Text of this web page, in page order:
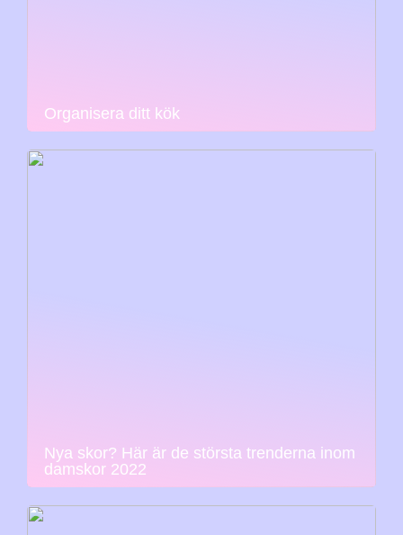
Organisera ditt kök
Nya skor? Här är de största trenderna inom
damskor 2022